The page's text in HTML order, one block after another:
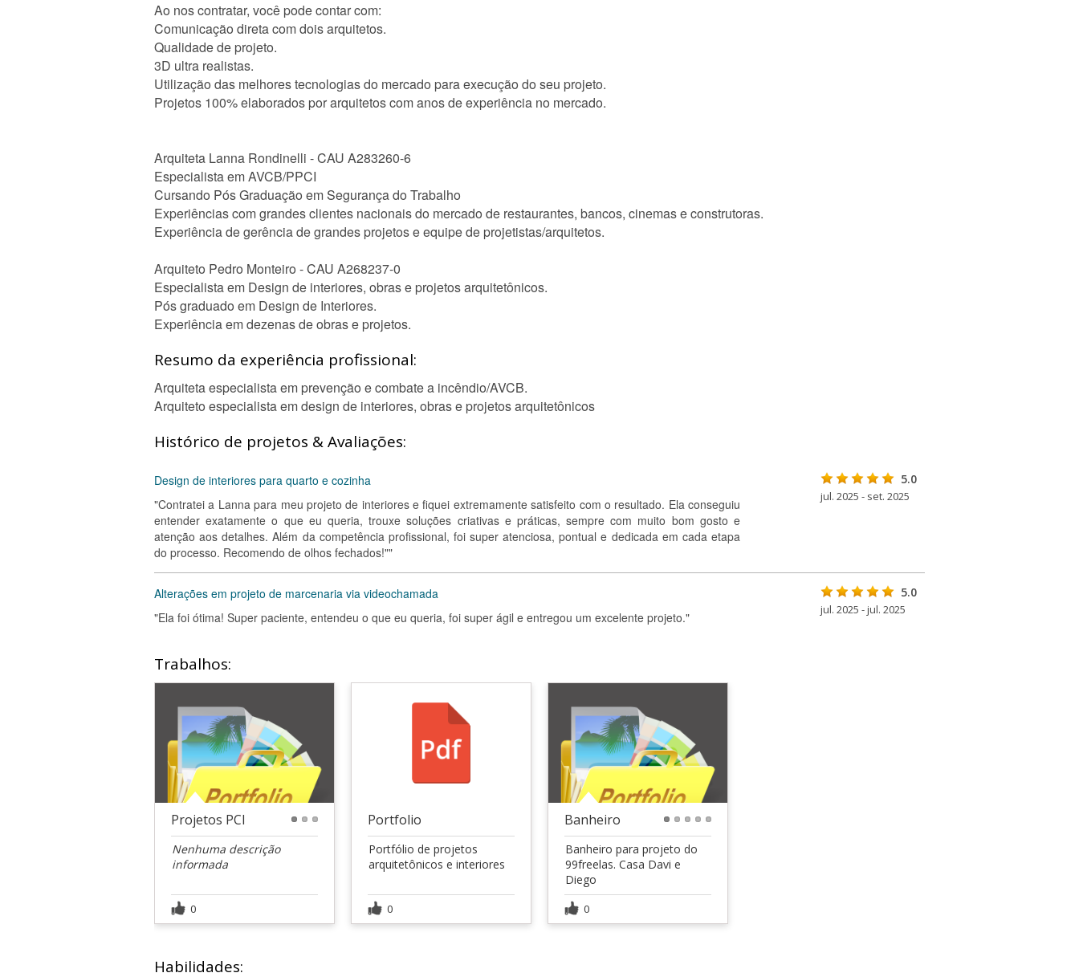
Ao nos contratar, você pode contar com:
Comunicação direta com dois arquitetos.
Qualidade de projeto.
3D ultra realistas.
Utilização das melhores tecnologias do mercado para execução do seu projeto.
Projetos 100% elaborados por arquitetos com anos de experiência no mercado.
Arquiteta Lanna Rondinelli - CAU A283260-6
Especialista em AVCB/PPCI
Cursando Pós Graduação em Segurança do Trabalho
Experiências com grandes clientes nacionais do mercado de restaurantes, bancos, cinemas e construtoras.
Experiência de gerência de grandes projetos e equipe de projetistas/arquitetos.
Arquiteto Pedro Monteiro - CAU A268237-0
Especialista em Design de interiores, obras e projetos arquitetônicos.
Pós graduado em Design de Interiores.
Experiência em dezenas de obras e projetos.
Resumo da experiência profissional:
Arquiteta especialista em prevenção e combate a incêndio/AVCB.
Arquiteto especialista em design de interiores, obras e projetos arquitetônicos
Histórico de projetos & Avaliações:
Design de interiores para quarto e cozinha
"Contratei a Lanna para meu projeto de interiores e fiquei extremamente satisfeito com o resultado. Ela conseguiu
entender exatamente o que eu queria, trouxe soluções criativas e práticas, sempre com muito bom gosto e
atenção aos detalhes. Além da competência profissional, foi super atenciosa, pontual e dedicada em cada etapa
do processo. Recomendo de olhos fechados!""
5.0
jul. 2025 - set. 2025
Alterações em projeto de marcenaria via videochamada
"Ela foi ótima! Super paciente, entendeu o que eu queria, foi super ágil e entregou um excelente projeto."
5.0
jul. 2025 - jul. 2025
Trabalhos:
Projetos PCI
Nenhuma descrição
informada
0
Portfolio
Portfólio de projetos
arquitetônicos e interiores
0
Banheiro
Banheiro para projeto do
99freelas. Casa Davi e
Diego
0
Habilidades: